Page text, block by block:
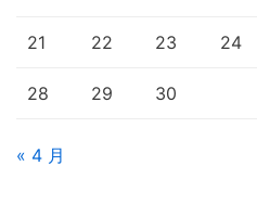
21 22 23 24
28 29 30
« 4 月